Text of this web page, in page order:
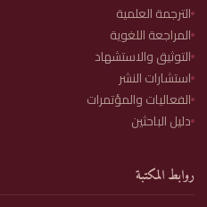
الترجمة العلمية
المراجعة اللغوية
التوثيق والاستشهاد
استشارات النشر
الفعاليات والمؤتمرات
دليل الباحثين
روابط المكتبة